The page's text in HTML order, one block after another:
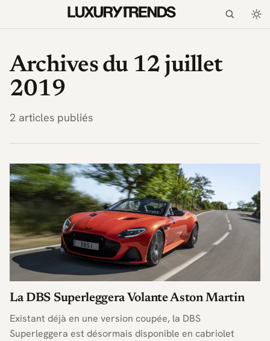
Archives du 12 juillet
2019
2 articles publiés
La DBS Superleggera Volante Aston Martin
Existant déjà en une version coupée, la DBS
Superleggera est désormais disponible en cabriolet